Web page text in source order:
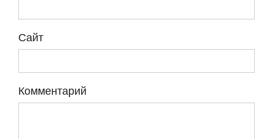
Сайт
Комментарий